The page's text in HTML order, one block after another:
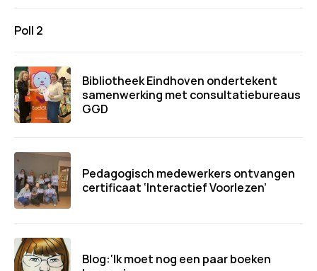
Poll 2
Bibliotheek Eindhoven ondertekent
samenwerking met consultatiebureaus
GGD
Pedagogisch medewerkers ontvangen
certificaat ‘Interactief Voorlezen’
Blog:‘Ik moet nog een paar boeken